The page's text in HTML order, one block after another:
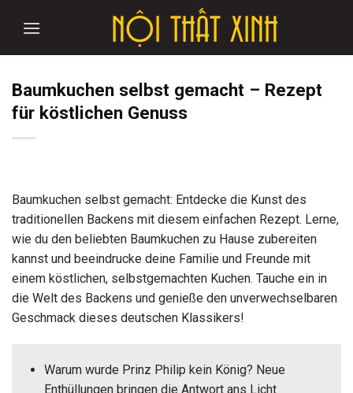
Baumkuchen selbst gemacht – Rezept
für köstlichen Genuss
Baumkuchen selbst gemacht: Entdecke die Kunst des
traditionellen Backens mit diesem einfachen Rezept. Lerne,
wie du den beliebten Baumkuchen zu Hause zubereiten
kannst und beeindrucke deine Familie und Freunde mit
einem köstlichen, selbstgemachten Kuchen. Tauche ein in
die Welt des Backens und genieße den unverwechselbaren
Geschmack dieses deutschen Klassikers!
Warum wurde Prinz Philip kein König? Neue
Enthüllungen bringen die Antwort ans Licht